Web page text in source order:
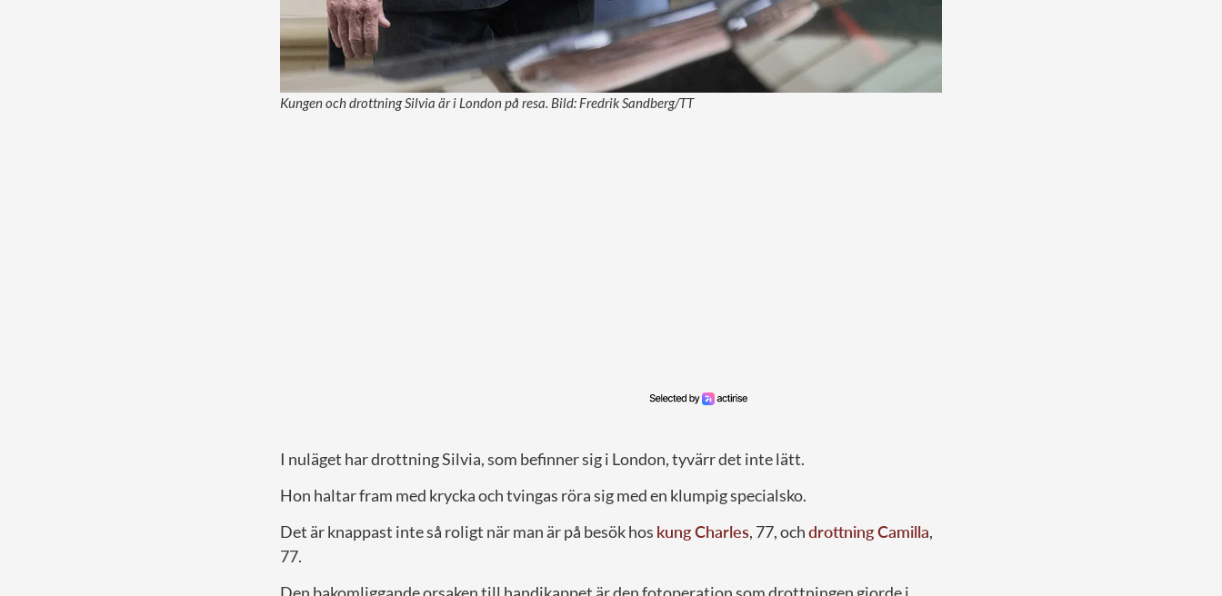
Kungen och drottning Silvia är i London på resa. Bild: Fredrik Sandberg/TT
I nuläget har drottning Silvia, som befinner sig i London, tyvärr det inte lätt.
Hon haltar fram med krycka och tvingas röra sig med en klumpig specialsko.
Det är knappast inte så roligt när man är på besök hos kung Charles, 77, ochdrottning Camilla,
77.
Den bakomliggande orsaken till handikappet är den fotoperation som drottningen gjorde i